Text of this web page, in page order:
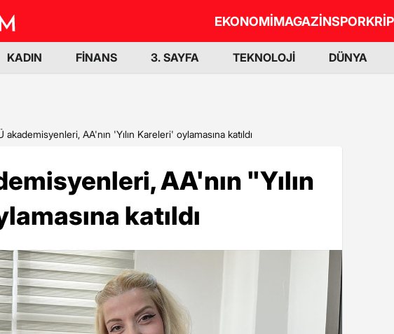
EKONOMİMAGAZİNSPOR
KADIN FİNANS 3. SAYFA TEKNOLOJİ DÜNYA
akademisyenleri, AA'nın 'Yılın Kareleri' oylamasına katıldı
AA'nın "Yılın
katıldı